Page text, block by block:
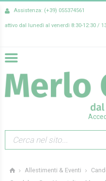
Assistenza: (+39) 055374561
attivo dal lunedì al venerdì 8:30-12:30 /
Allestimenti & Eventi